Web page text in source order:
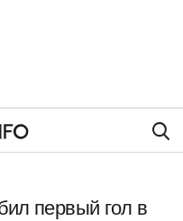
первый гол в